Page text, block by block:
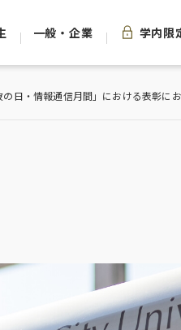
一般・企業 学内限
日・情報通信月間」における表彰に